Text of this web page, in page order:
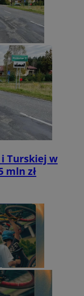
Turskiej w
mln zł